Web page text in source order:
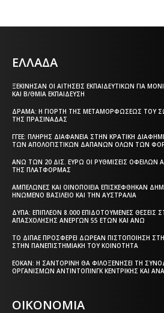
ΕΛΛΑΔΑ
ΞΕΚΊΝΗΣΑΝ ΟΙ ΑΙΤΉΣΕΙΣ ΕΚΠΑΙΔΕΥΤΙΚΏΝ ΓΙΑ
ΚΑΙ Β/ΘΜΙΑ ΕΚΠΑΊΔΕΥΣΗ
ΔΡΆΜΑ: Η ΓΙΟΡΤΉ ΤΗΣ ΜΕΤΑΜΟΡΦΏΣΕΩΣ ΤΟΥ
ΤΗΣ ΠΡΑΣΙΝΆΔΑΣ
ΓΓΕΕ: ΠΛΉΡΗΣ ΔΙΑΦΆΝΕΙΑ ΣΤΗΝ ΚΡΑΤΙΚΉ
ΤΩΝ ΑΠΟΛΟΓΙΣΤΙΚΏΝ ΔΑΠΑΝΏΝ ΌΛΩΝ ΤΩΝ
ΆΝΩ ΤΩΝ 20 ΔΙΣ. ΕΥΡΏ ΟΙ ΡΥΘΜΊΣΕΙΣ ΟΦΕΙΛΏΝ
ΤΗΣ ΠΛΑΤΦΌΡΜΑΣ
ΑΜΠΕΛΏΝΕΣ ΚΑΙ ΟΙΝΟΠΟΙΕΊΑ ΕΠΙΣΚΈΦΘΗΚΑΝ
ΗΝΩΜΈΝΟ ΒΑΣΊΛΕΙΟ ΚΑΙ ΤΗΝ ΑΥΣΤΡΑΛΊΑ
ΔΥΠΑ: ΕΠΙΠΛΈΟΝ 8.000 ΕΠΙΔΟΤΟΎΜΕΝΕΣ
ΑΠΑΣΧΌΛΗΣΗΣ ΑΝΈΡΓΩΝ 55 ΕΤΏΝ ΚΑΙ ΆΝΩ
ΤΟ ΔΙΠΑΕ ΠΡΟΣΦΈΡΕΙ ΔΩΡΕΆΝ ΠΙΣΤΟΠΟΊΗΣΗ
ΣΤΗΝ ΠΑΝΕΠΙΣΤΗΜΙΑΚΉ ΤΟΥ ΚΟΙΝΌΤΗΤΑ
ΕΟΚΑΝ: Η ΣΑΝΤΟΡΊΝΗ ΘΑ ΦΙΛΟΞΕΝΉΣΕΙ ΤΗ
ΟΡΓΑΝΙΣΜΏΝ ΑΝΤΙΝΤΌΠΙΝΓΚ ΚΕΝΤΡΙΚΉΣ ΚΑΙ
ΟΙΚΟΝΟΜΙΑ